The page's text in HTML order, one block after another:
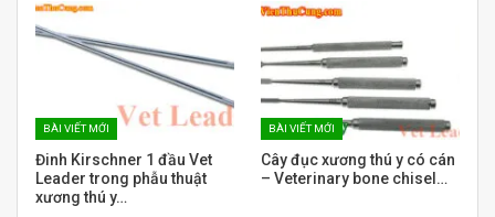
BÀI VIẾT MỚI
Đinh Kirschner 1 đầu Vet
Leader trong phẫu thuật
xương thú y…
BÀI VIẾT MỚI
Cây đục xương thú y có cán
– Veterinary bone chisel…